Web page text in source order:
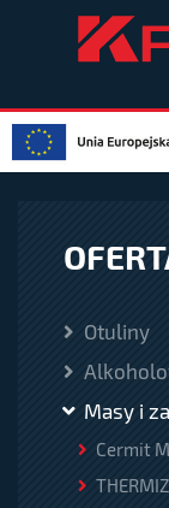
Otuliny
Masy i
Cermit